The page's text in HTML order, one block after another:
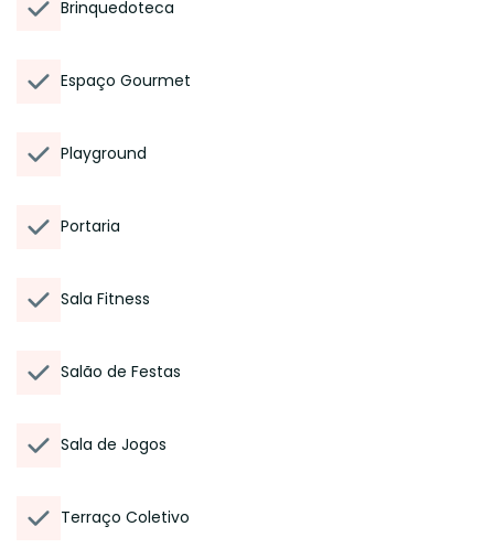
Brinquedoteca
Espaço Gourmet
Playground
Portaria
Sala Fitness
Salão de Festas
Sala de Jogos
Terraço Coletivo